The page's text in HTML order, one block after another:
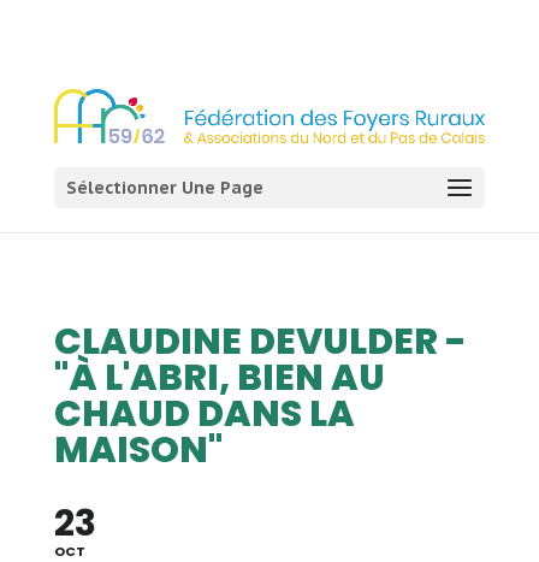
Sélectionner Une Page
CLAUDINE DEVULDER -
"À L'ABRI, BIEN AU
CHAUD DANS LA
MAISON"
23
OCT